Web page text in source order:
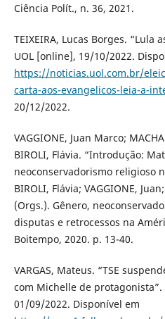
Ciência Polít., n. 36, 2021.
TEIXEIRA, Lucas Borges. “Lula
UOL [online], 19/10/2022.
https://noticias.uol.com.br/
carta-aos-evangelicos-leia-a-
20/12/2022.
VAGGIONE, Juan Marco;
BIROLI, Flávia. “Introdução:
neoconservadorismo religioso
BIROLI, Flávia; VAGGIONE,
(Orgs.). Gênero,
disputas e retrocessos na
Boitempo, 2020. p. 13-40.
VARGAS, Mateus. “TSE
com Michelle de
01/09/2022. Disponível em